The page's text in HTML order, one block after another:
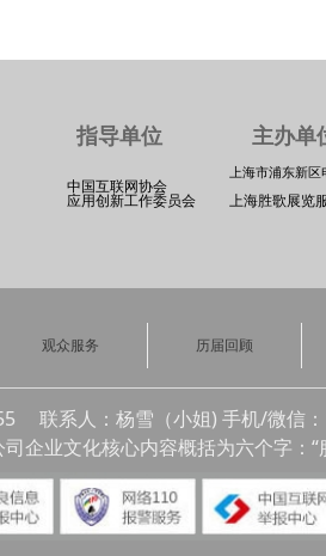
观众服务 历届回顾
联系人：杨雪（小姐) 手机/微信
司企业文化核心内容概括为六个字：
指导单位 主
上海胜歌展览服务有限公
中国互联网协会
应用创新工作委员会
上海市浦东新
上海胜歌展览